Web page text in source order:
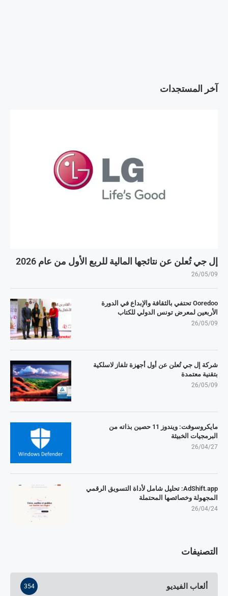
آخر المستجدات
إل جي تُعلن عن نتائجها المالية للربع الأول من عام 2026
26/05/09
Ooredoo تحتفي بالثقافة والإبداع في الدورة
الأربعين لمعرض تونس الدولي للكتاب
26/05/09
شركة إل جي تُعلن عن أول أجهزة تلفاز لاسلكية
بتقنية معتمدة
26/05/09
مايكروسوفت: ويندوز 11 حصين بذاته من
البرمجيات الخبيثة
26/04/27
AdShift.app: تحليل شامل لأداة التسويق الرقمي
المجهولة وخصائصها المحتملة
26/04/24
التصنيفات
ألعاب الفيديو 354